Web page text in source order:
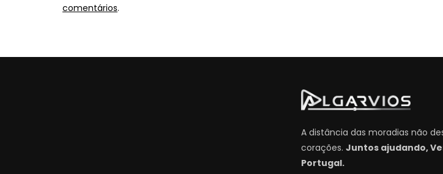
comentários.
A distância das moradias não
corações. Juntos ajudando,
Portugal.